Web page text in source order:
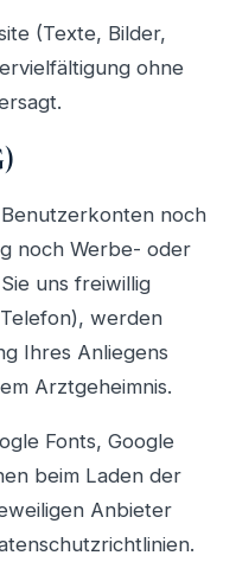
(Texte, Bilder,
ohne
noch
noch Werbe- oder
uns freiwillig
werden
Ihres Anliegens
Arztgeheimnis.
Fonts, Google
beim Laden der
Anbieter